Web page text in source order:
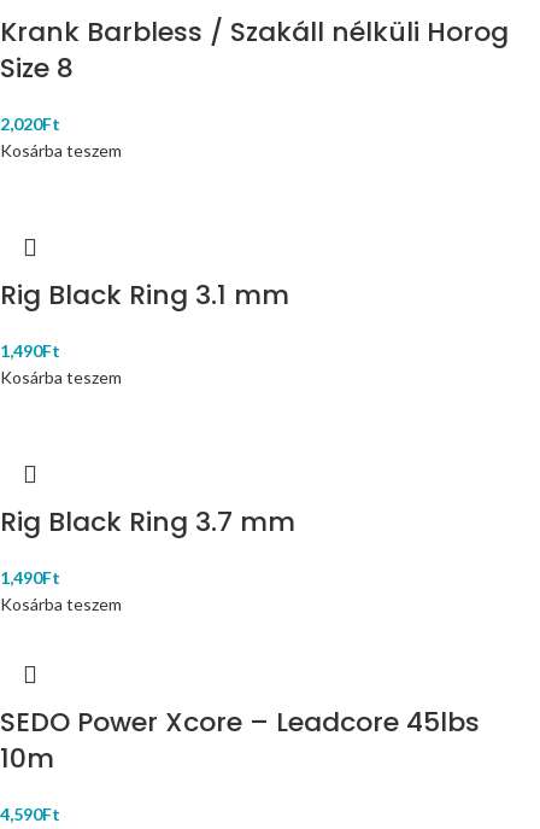
Krank Barbless / Szakáll nélküli Horog
Size 8
2,020Ft
Kosárba teszem
Rig Black Ring 3.1 mm
1,490Ft
Kosárba teszem
Rig Black Ring 3.7 mm
1,490Ft
Kosárba teszem
SEDO Power Xcore – Leadcore 45lbs
10m
4,590Ft